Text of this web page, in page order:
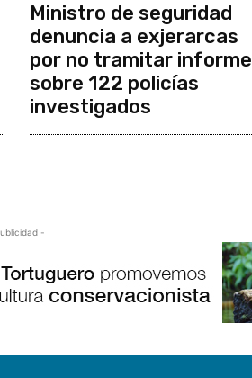
Ministro de seguridad
denuncia a exjerarcas
por no tramitar informe
sobre 122 policías
investigados
-